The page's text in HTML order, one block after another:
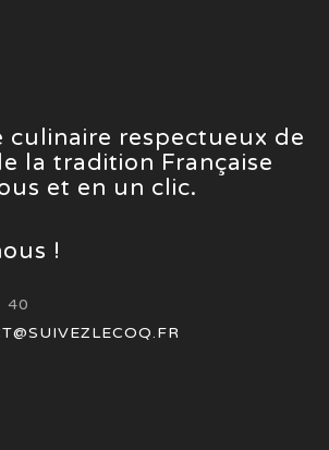
culinaire respectueux de
la tradition Française
et en un clic.
!
40